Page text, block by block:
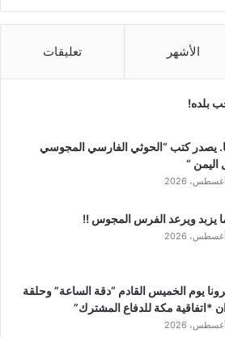
الأشهر تعليقات
بلده!
يصدر كتب “الحوثي الفارسي المجوسي
اليمن “
يزبد ويرعد الفرس المجوس !!
يوم الخميس القادم “دقة الساعة” وحلقة
*اتفاقية مكة للدفاع المشترك”